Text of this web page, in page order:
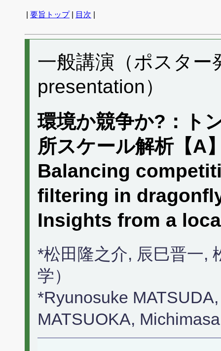
要旨トップ| 目次
一般講演（ポスタ
presentation）
環境か競争か?：ト
所スケール解析【A
Balancing
filtering in
Insights from a
*松田隆之介, 辰巳晋一,
学）
*Ryunosuke
MATSUOKA,